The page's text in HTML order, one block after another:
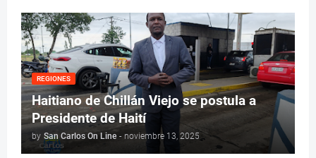
REGIONES
Haitiano de Chillán Viejo se postula a
Presidente de Haití
by San Carlos On Line - noviembre 13, 2025